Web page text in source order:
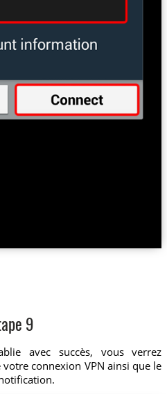
9
avec succès, vous verrez
connexion VPN ainsi que le